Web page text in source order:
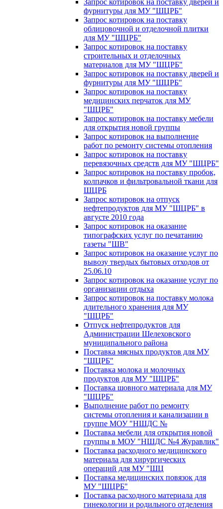
фурнитуры для МУ "ШЦРБ"
Запрос котировок на поставку
облицовочной и отделочной плитки
для МУ "ШЦРБ"
Запрос котировок на поставку
строительных и отделочных
материалов для МУ "ШЦРБ"
Запрос котировок на поставку дверей и
фурнитуры для МУ "ШЦРБ"
Запрос котировок на поставку
медицинских перчаток для МУ
"ШЦРБ"
Запрос котировок на поставку мебели
для открытия новой группы
Запрос котировок на выполнение
работ по ремонту системы отопления
Запрос котировок на поставку
перевязочных средств для МУ "ШЦРБ"
Запрос котировок на поставку пробок,
колпачков и фильтровальной ткани для
ШЦРБ
Запрос котировок на отпуск
нефтепродуктов для МУ "ШЦРБ" в
августе 2010 года
Запрос котировок на оказание
типографских услуг по печатанию
газеты "ШВ"
Запрос котировок на оказание услуг по
вывозу твердых бытовых отходов от
25.06.10
Запрос котировок на оказание услуг по
организации отдыха
Запрос котировок на поставку молока
длительного хранения для МУ
"ШЦРБ"
Отпуск нефтепродуктов для
Администрации Шелеховского
муниципального района
Поставка мясных продуктов для МУ
"ШЦРБ"
Поставка молока и молочных
продуктов для МУ "ШЦРБ"
Поставка шовного материала для МУ
"ШЦРБ"
Выполнение работ по ремонту
системы отопления и канализации в
группе МОУ "НШДС №
Поставка мебели для открытия новой
группы в МОУ "НШДС №4 Журавлик"
Поставка расходного медицинского
материала для хирургических
операций для МУ "ШЦ
Поставка медицинских повязок для
МУ "ШЦРБ"
Поставка расходного материала для
гинекологии и родильного отделения